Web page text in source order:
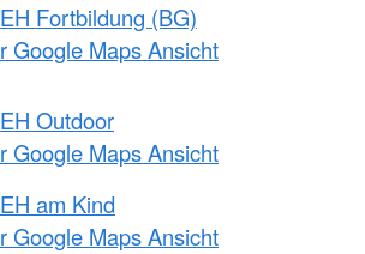
Fortbildung (BG)
Google Maps Ansicht
Outdoor
Google Maps Ansicht
am Kind
Google Maps Ansicht